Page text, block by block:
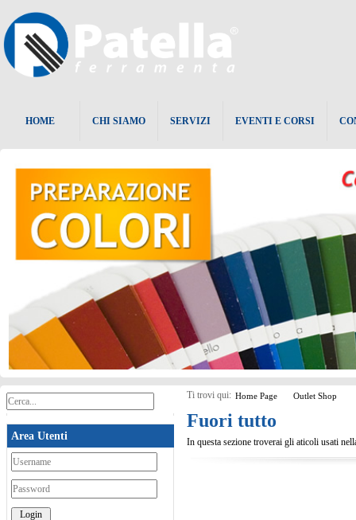
HOME CHI SIAMO SERVIZI EVENTI E CORSI
Area Utenti
*
*
Ti trovi qui: Home Page Outlet Shop
Fuori tutto
In questa sezione troverai gli aticoli usati